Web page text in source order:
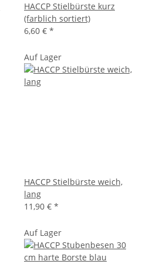
HACCP Stielbürste kurz
(farblich sortiert)
6,60 € *
Auf Lager
HACCP Stielbürste weich,
lang
11,90 € *
Auf Lager